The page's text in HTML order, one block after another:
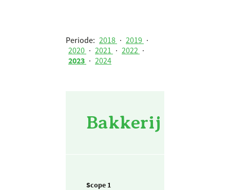
Periode: 2018 · 2019 ·
2020 · 2021 · 2022 ·
2023 · 2024
Bakkerij van de
Scope 1